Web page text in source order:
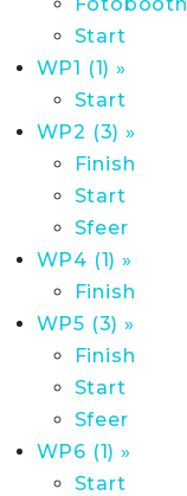
Start
WP1 (1) »
Start
WP2 (3) »
Finish
Start
Sfeer
WP4 (1) »
Finish
WP5 (3) »
Finish
Start
Sfeer
WP6 (1) »
Start